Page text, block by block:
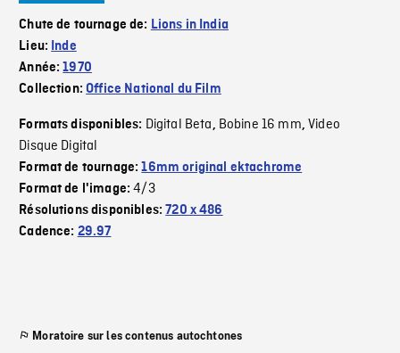
Chute de tournage de: Lions in India
Lieu: Inde
Année:1970
Collection:Office National du Film
Formats disponibles: Digital Beta, Bobine 16 mm,Video
Disque Digital
Format de tournage:16mm original ektachrome
Format de l'image:4/3
Résolutions disponibles:720 x 486
Cadence: 29.97
Moratoire sur les contenus autochtones